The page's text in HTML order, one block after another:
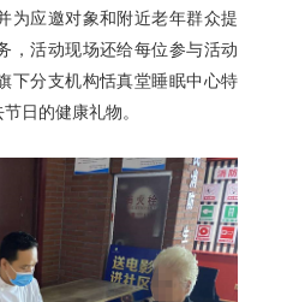
为应邀对象和附近老年群众提
，活动现场还给每位参与活动
下分支机构恬真堂睡眠中心特
日的健康礼物。